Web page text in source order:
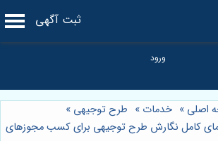
ثبت آگهی
اصلی » خدمات » طرح توجیهی »
کامل نگارش طرح توجیهی برای کسب مجوزهای